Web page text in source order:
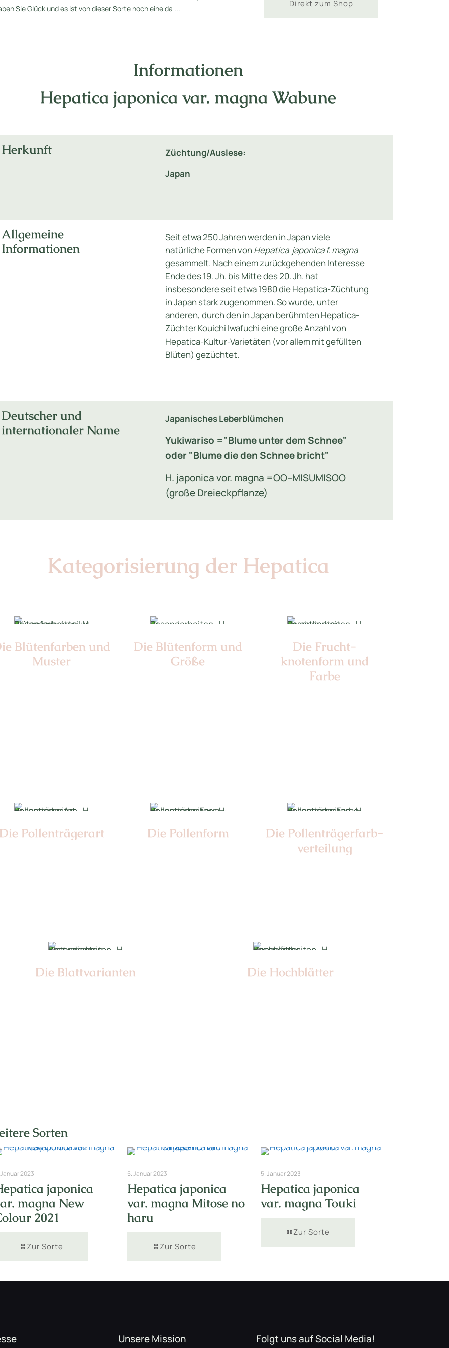
Sie Glück und es ist von dieser Sorte noch eine da ...
Direkt zum Shop
Informationen
Hepatica japonica var. magna Wabune
Herkunft
Züchtung/Auslese:
Japan
Allgemeine
Informationen
Seit etwa 250 Jahren werden in Japan viele
natürliche Formen von Hepatica japonica f. magna
gesammelt. Nach einem zurückgehenden Interesse
Ende des 19. Jh. bis Mitte des 20. Jh. hat
insbesondere seit etwa 1980 die Hepatica-Züchtung
in Japan stark zugenommen. So wurde, unter
anderen, durch den in Japan berühmten Hepatica-
Züchter Kouichi Iwafuchi eine große Anzahl von
Hepatica-Kultur-Varietäten (vor allem mit gefüllten
Blüten) gezüchtet.
Deutscher und
internationaler Name
Japanisches Leberblümchen
Yukiwariso ="Blume unter dem Schnee"
oder "Blume die den Schnee bricht"
H. japonica vor. magna =OO--MISUMISOO
(große Dreieckpflanze)
Kategorisierung der Hepatica
Blüten­farben und
Muster
Die Blüten­form und
Größe
Die Frucht­
knotenform und
Farbe
Pollen­trägerart Die Pollen­form
Die Pollen­trägerfarb­
verteilung
Die Blattvarianten Die Hochblätter
Sorten
2023
japonica
magna New
2021
Zur Sorte
5. Januar 2023
Hepatica japonica
var. magna Mitose no
haru
Zur Sorte
5. Januar 2023
Hepatica japonica
var. magna Touki
Zur Sorte
Unsere Mission Folgt uns auf Social Media!